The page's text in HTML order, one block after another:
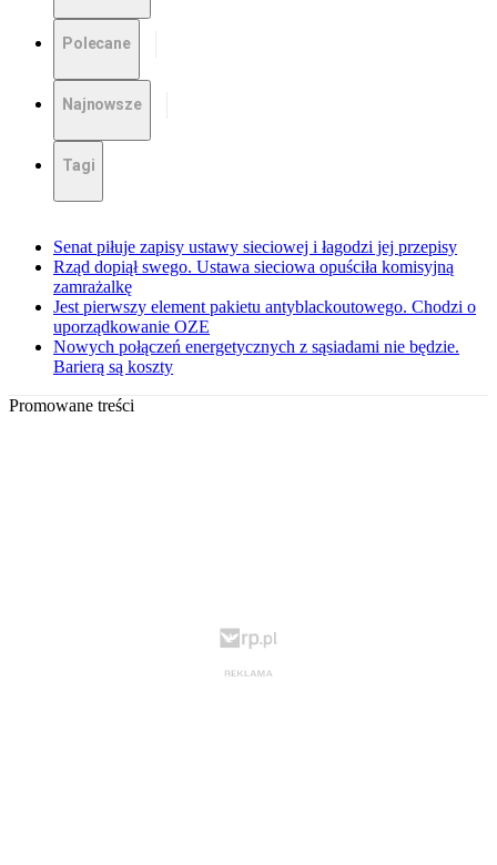
Polecane
Najnowsze
Tagi
Senat piłuje zapisy ustawy sieciowej i łagodzi jej przepisy
Rząd dopiął swego. Ustawa sieciowa opuściła komisyjną
zamrażalkę
Jest pierwszy element pakietu antyblackoutowego. Chodzi o
uporządkowanie OZE
Nowych połączeń energetycznych z sąsiadami nie będzie.
Barierą są koszty
Promowane treści